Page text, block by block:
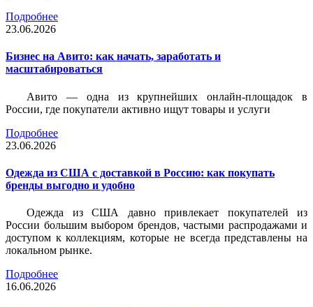
Подробнее
23.06.2026
Бизнес на Авито: как начать, заработать и
масштабироваться
Авито — одна из крупнейших онлайн-площадок в
России, где покупатели активно ищут товары и услуги
Подробнее
23.06.2026
Одежда из США с доставкой в Россию: как покупать
бренды выгодно и удобно
Одежда из США давно привлекает покупателей из
России большим выбором брендов, частыми распродажами и
доступом к коллекциям, которые не всегда представлены на
локальном рынке.
Подробнее
16.06.2026